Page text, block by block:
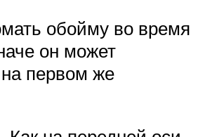
обойму во время
он может
первом же